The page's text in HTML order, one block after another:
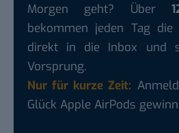
Morgen geht? Über
bekommen jeden Tag
direkt in die Inbox und
Vorsprung.
Nur für kurze Zeit:
Glück Apple AirPods